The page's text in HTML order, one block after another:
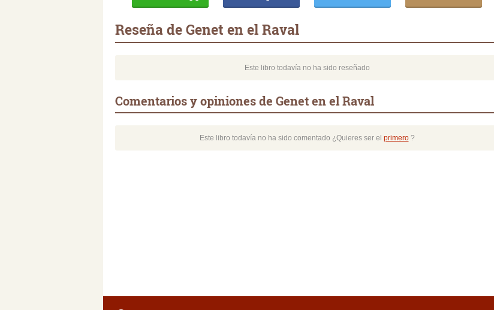
Reseña de Genet en el Raval
Este libro todavía no ha sido reseñado
Comentarios y opiniones de Genet en el Raval
Este libro todavía no ha sido comentado ¿Quieres ser el primero?